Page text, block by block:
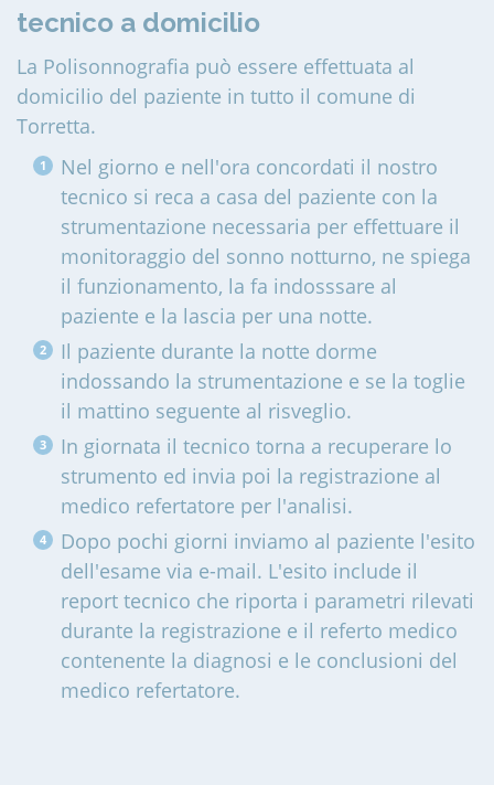
tecnico a domicilio
La Polisonnografia può essere effettuata al
domicilio del paziente in tutto il comune di
Torretta.
Nel giorno e nell'ora concordati il nostro
tecnico si reca a casa del paziente con la
strumentazione necessaria per effettuare il
monitoraggio del sonno notturno, ne spiega
il funzionamento, la fa indosssare al
paziente e la lascia per una notte.
Il paziente durante la notte dorme
indossando la strumentazione e se la toglie
il mattino seguente al risveglio.
In giornata il tecnico torna a recuperare lo
strumento ed invia poi la registrazione al
medico refertatore per l'analisi.
Dopo pochi giorni inviamo al paziente l'esito
dell'esame via e-mail. L'esito include il
report tecnico che riporta i parametri rilevati
durante la registrazione e il referto medico
contenente la diagnosi e le conclusioni del
medico refertatore.